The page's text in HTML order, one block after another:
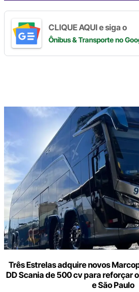
CLIQUE AQUI e siga o
Ônibus & Transporteno
Três Estrelas adquire novos
DD Scania de 500 cv para reforçar
e São Paulo
seu
mail